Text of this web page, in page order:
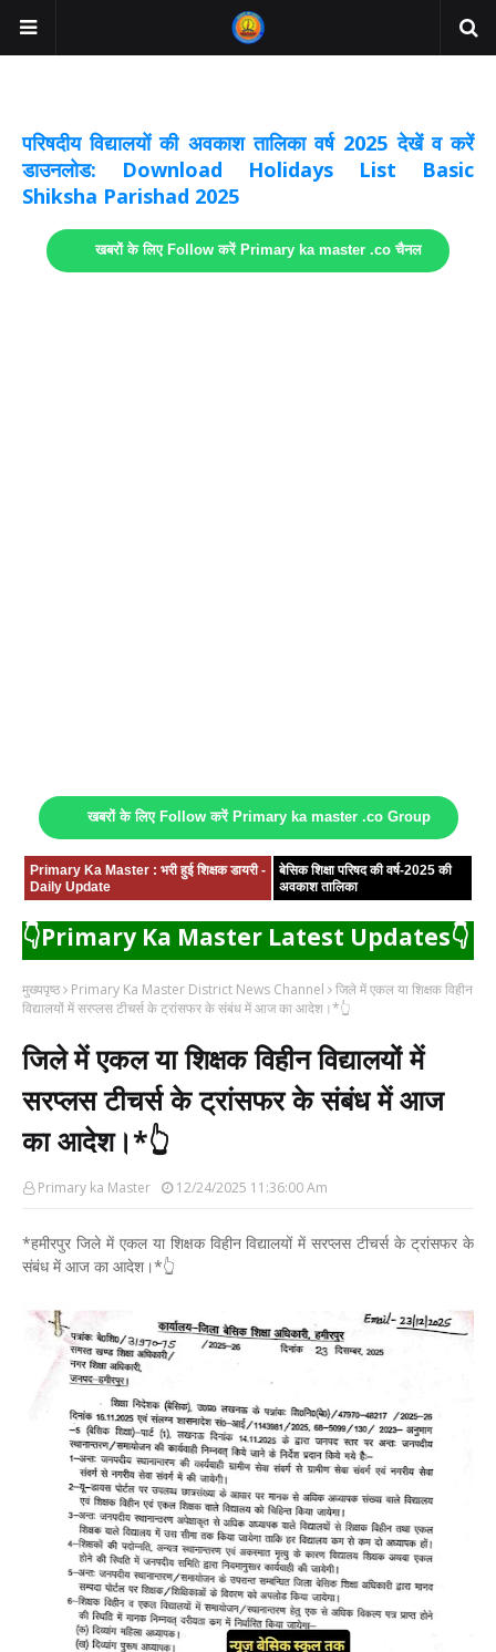
परिषदीय विद्यालयों की अवकाश तालिका वर्ष 2025 देखें व करें
डाउनलोड: Download Holidays List Basic
Shiksha Parishad 2025
खबरों के लिए Follow करें Primary ka master .co चैनल
खबरों के लिए Follow करें Primary ka master .co Group
Primary Ka Master : भरी हुई शिक्षक डायरी -
Daily Update
बेसिक शिक्षा परिषद की वर्ष-2025 की
अवकाश तालिका
👇Primary Ka Master Latest Updates👇
मुख्यपृष्ठ Primary Ka Master District News Channel
जिले में एकल या शिक्षक विहीन
विद्यालयों में सरप्लस टीचर्स के ट्रांसफर के संबंध में आज का आदेश।*👆
जिले में एकल या शिक्षक विहीन विद्यालयों में
सरप्लस टीचर्स के ट्रांसफर के संबंध में आज
का आदेश।*👆
Primary ka Master 12/24/2025 11:36:00 Am
*हमीरपुर जिले में एकल या शिक्षक विहीन विद्यालयों में सरप्लस टीचर्स के ट्रांसफर के
संबंध में आज का आदेश।*👆